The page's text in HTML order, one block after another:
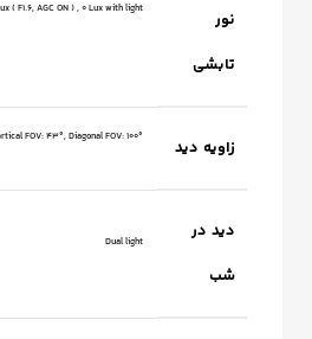
نور
تابشی
( F1.6, AGC ON ) , 0 Lux with light
زاویه دید FOV: 43°, Diagonal FOV: 100°
دید در
شب
Dual light